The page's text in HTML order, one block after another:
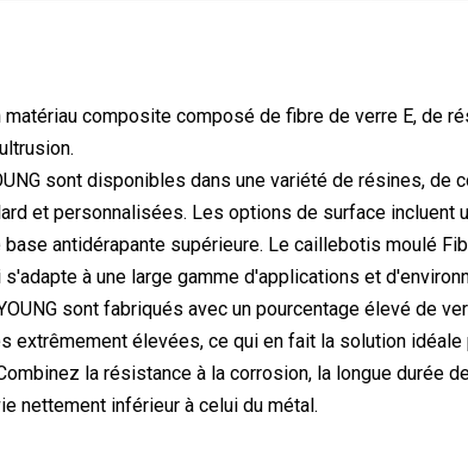
composite composé de fibre de verre E, de
sont disponibles dans une variété de résines, de
et personnalisées. Les options de surface incluent
antidérapante supérieure. Le caillebotis moulé
à une large gamme d'applications et
sont fabriqués avec un pourcentage élevé de
extrêmement élevées, ce qui en fait la solution
la résistance à la corrosion, la longue durée
nettement inférieur à celui du métal.